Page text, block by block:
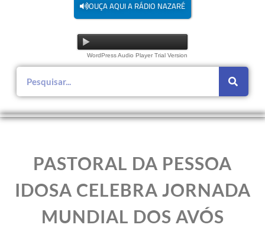
OUÇA AQUI A RÁDIO NAZARÉ
WordPress Audio Player Trial Version
PASTORAL DA PESSOA
IDOSA CELEBRA JORNADA
MUNDIAL DOS AVÓS